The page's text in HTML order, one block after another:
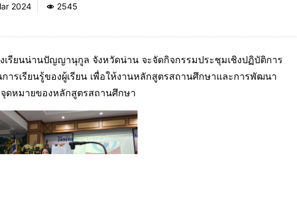
2024 2545
เรียนน่านปัญญานุกูล จังหวัดน่าน จะจัดกิจกรรมประชุมเชิงปฏิบัติการ
รเรียนรู้ของผู้เรียน เพื่อให้งานหลักสูตรสถานศึกษาและการพัฒนา
จุดหมายของหลักสูตรสถานศึกษา
ยินดีต้อนรับเข้าสู้เว็ปไซต์ "โรงเรียนน่านปัญญ